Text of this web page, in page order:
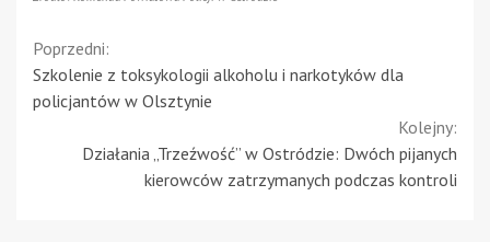
Continue
Reading
Poprzedni:
Szkolenie z toksykologii alkoholu i narkotyków dla
policjantów w Olsztynie
Kolejny:
Działania „Trzeźwość” w Ostródzie: Dwóch pijanych
kierowców zatrzymanych podczas kontroli